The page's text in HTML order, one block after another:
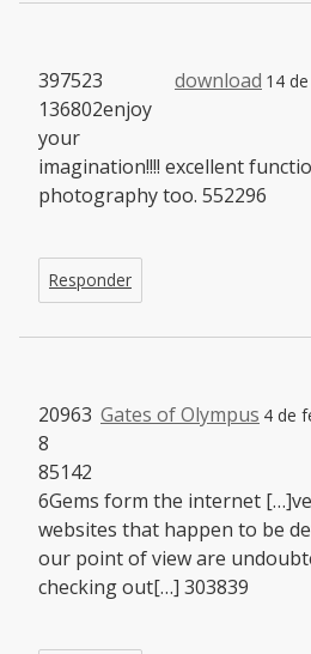
download 14
397523
136802enjoy
your
imagination!!!! excellent
photography too. 552296
Responder
Gates of Olympus 4 de
20963
8
85142
6Gems form the internet
websites that happen to be
our point of view are
checking out[…] 303839